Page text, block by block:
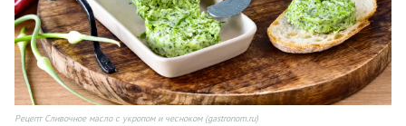
Рецепт Сливочное масло с укропом и чесноком (gastronom.ru)